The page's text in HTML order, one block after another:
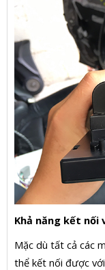
Khả năng kết nối
Mặc dù tất cả các
thể kết nối được